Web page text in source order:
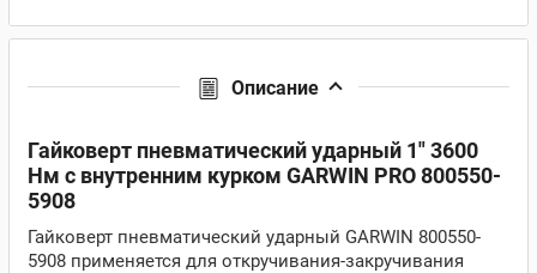
Описание
Гайковерт пневматический ударный 1" 3600
Нм c внутренним курком GARWIN PRO 800550-
5908
Гайковерт пневматический ударный GARWIN 800550-
5908 применяется для откручивания-закручивания